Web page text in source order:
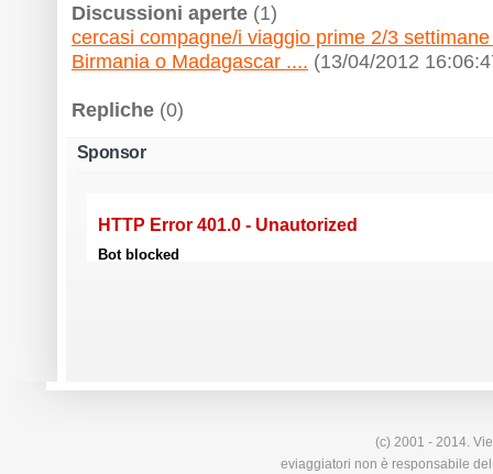
Discussioni aperte (1)
cercasi compagne/i viaggio prime 2/3
Birmania o Madagascar .... (13/04/2012
Repliche (0)
Sponsor
(c) 2001 - 2014.
eviaggiatori non è responsabile